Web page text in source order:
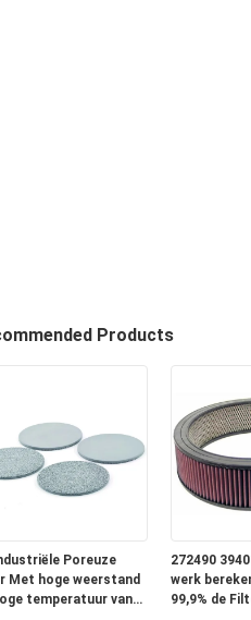
Products
Poreuze
Met hoge weerstand
temperatuur van
272490
werk
99,9% de